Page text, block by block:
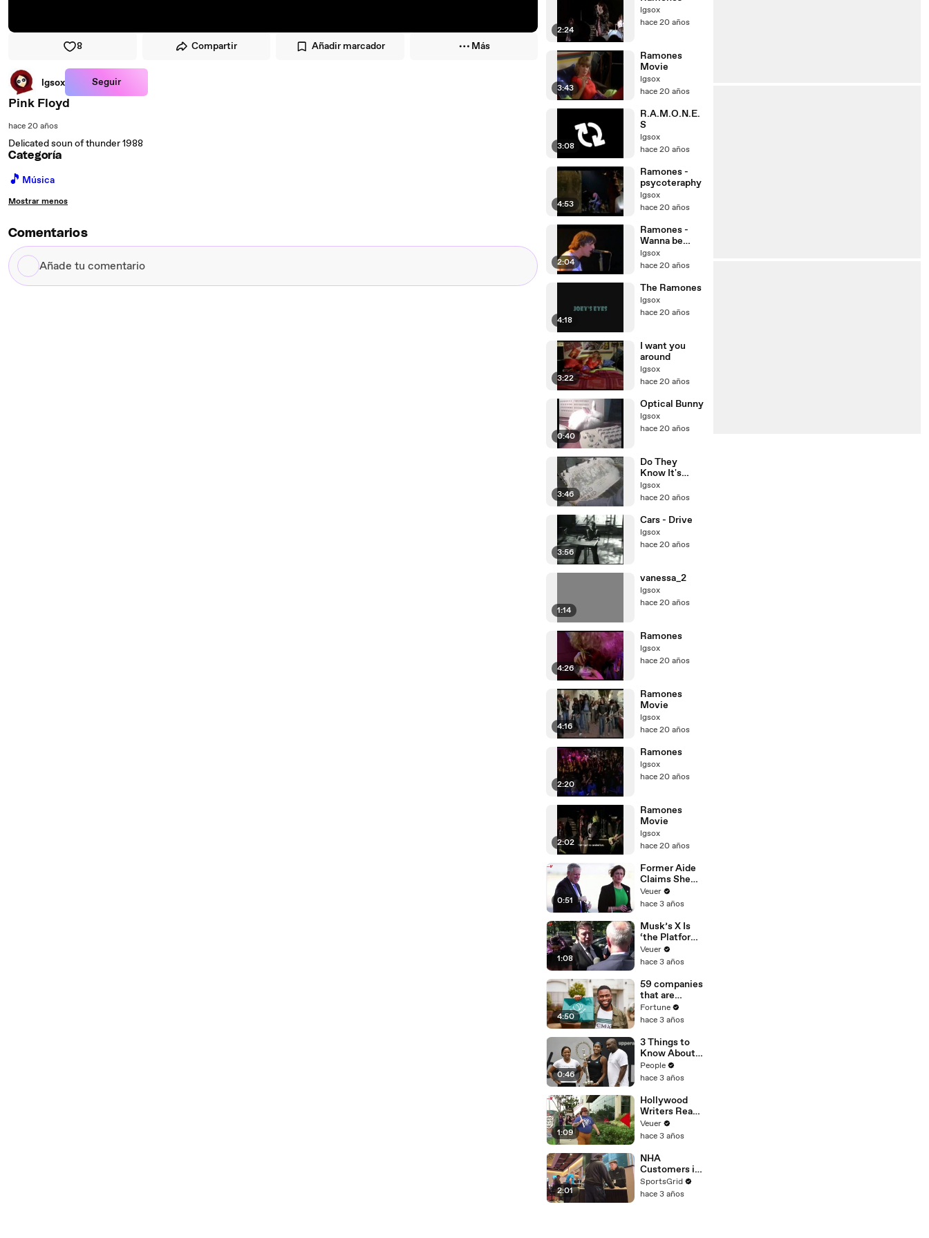
8 Compartir Añadir marcador Más
lgsox Seguir
Pink Floyd
hace 20 años
Delicated soun of thunder 1988
Categoría
🎵 Música
Mostrar menos
Comentarios
Añade
tu
2:24
lgsox
hace 20 años
3:43
Ramones
Movie
lgsox
hace 20 años
3:08
R.A.M.O.N.E.
S
lgsox
hace 20 años
4:53
Ramones -
psycoteraphy
lgsox
hace 20 años
2:04
Ramones -
Wanna be
seadted last
show
lgsox
hace 20 años
4:18
The Ramones
lgsox
hace 20 años
3:22
I want you
around
lgsox
hace 20 años
0:40
Optical Bunny
lgsox
hace 20 años
3:46
Do They
Know It's
Christmas
lgsox
hace 20 años
3:56
Cars - Drive
lgsox
hace 20 años
1:14
vanessa_2
lgsox
hace 20 años
4:26
Ramones
lgsox
hace 20 años
4:16
Ramones
Movie
lgsox
hace 20 años
2:20
Ramones
lgsox
hace 20 años
2:02
Ramones
Movie
lgsox
hace 20 años
0:51
Former Aide
Claims She
Was Asked to
Make a ‘Hit
Trump
Veuer
hace 3 años
1:08
Musk’s X Is
‘the Platform
With the
Largest Ratio
Misinformatio
n or
Disinformatio
n’ Amongst
All Social
Media
Platforms
Veuer
hace 3 años
4:50
59 companies
that are
changing the
world: From
Chobani
Fortune
hace 3 años
0:46
3 Things to
Know About
Coco Gauff's
Parents
People
hace 3 años
1:09
Hollywood
Writers Reach
‘Tentative
Agreement’
After 146 Day
Strike
Veuer
hace 3 años
2:01
NHA
Customers in
Limbo as
Company
SportsGrid
hace 3 años